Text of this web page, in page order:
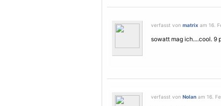
verfasst von matrix am 16.
sowatt mag ich....cool. 9
verfasst von Nolan am 16.